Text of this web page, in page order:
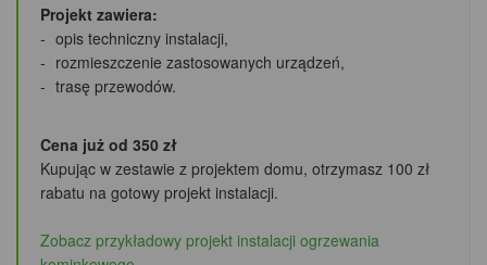
Projekt zawiera:
opis techniczny instalacji,
rozmieszczenie zastosowanych urządzeń,
trasę przewodów.
Cena już od 350 zł
Kupując w zestawie z projektem domu, otrzymasz 100 zł
rabatu na gotowy projekt instalacji.
Zobacz przykładowy projekt instalacji ogrzewania